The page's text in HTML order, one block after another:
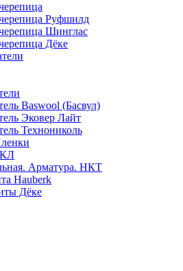
Руфшилд
Шинглас
Дёке
Baswool (Басвул)
Эковер Лайт
Технониколь
Арматура. НКТ
Hauberk
Дёке